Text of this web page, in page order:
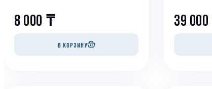
8 000 ₸
В КОРЗИНУ
39 000